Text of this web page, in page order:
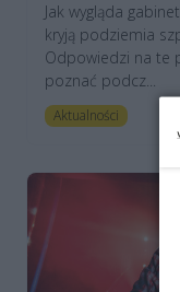
Jak wygląda
kryją podziemia
Odpowiedzi na te
poznać podcz...
Aktualności